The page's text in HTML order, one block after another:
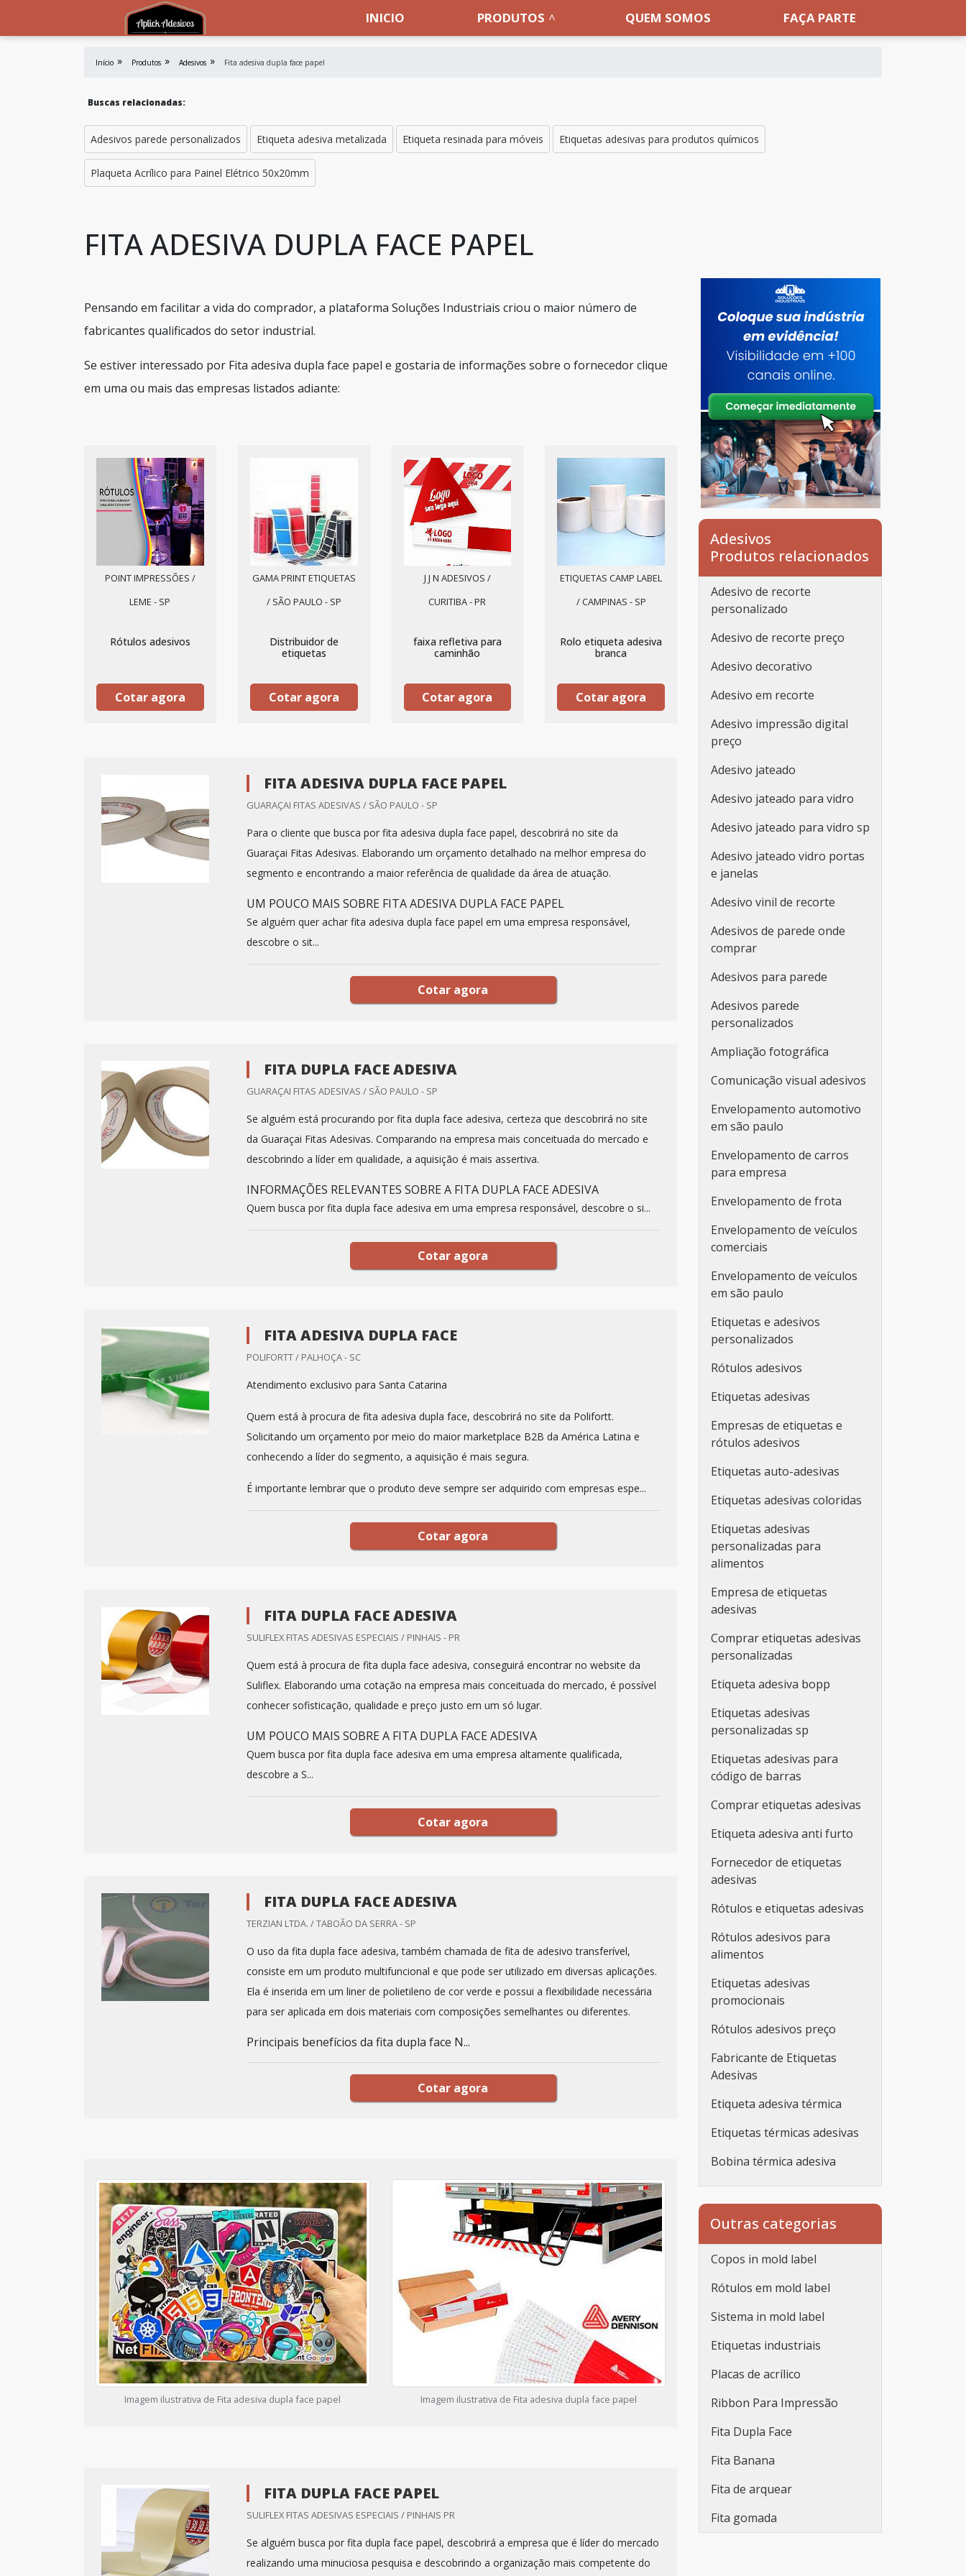
INICIO PRODUTOS QUEM SOMOS FAÇA PARTE
Início Produtos Adesivos Fita adesiva dupla face papel
Buscas relacionadas:
Adesivos parede personalizados Etiqueta adesiva metalizada Etiqueta resinada para móveis Etiquetas adesivas para produtos químicos
Plaqueta Acrílico para Painel Elétrico 50x20mm
FITA ADESIVA DUPLA FACE PAPEL
Pensando em facilitar a vida do comprador, a plataforma Soluções Industriais criou o maior número de
fabricantes qualificados do setor industrial.
Se estiver interessado por Fita adesiva dupla face papel e gostaria de informações sobre o fornecedor clique
em uma ou mais das empresas listados adiante:
POINT IMPRESSÕES /
LEME - SP
Rótulos adesivos
Cotar agora
GAMA PRINT ETIQUETAS
/ SÃO PAULO - SP
Distribuidor de
etiquetas
Cotar agora
J J N ADESIVOS /
CURITIBA - PR
faixa refletiva para
caminhão
Cotar agora
ETIQUETAS CAMP LABEL
/ CAMPINAS - SP
Rolo etiqueta adesiva
branca
Cotar agora
FITA ADESIVA DUPLA FACE PAPEL
GUARAÇAI FITAS ADESIVAS / SÃO PAULO - SP
Para o cliente que busca por fita adesiva dupla face papel, descobrirá no site da
Guaraçai Fitas Adesivas. Elaborando um orçamento detalhado na melhor empresa do
segmento e encontrando a maior referência de qualidade da área de atuação.
UM POUCO MAIS SOBRE FITA ADESIVA DUPLA FACE PAPEL
Se alguém quer achar fita adesiva dupla face papel em uma empresa responsável,
descobre o sit...
Cotar agora
FITA DUPLA FACE ADESIVA
GUARAÇAI FITAS ADESIVAS / SÃO PAULO - SP
Se alguém está procurando por fita dupla face adesiva, certeza que descobrirá no site
da Guaraçai Fitas Adesivas. Comparando na empresa mais conceituada do mercado e
descobrindo a líder em qualidade, a aquisição é mais assertiva.
INFORMAÇÕES RELEVANTES SOBRE A FITA DUPLA FACE ADESIVA
Quem busca por fita dupla face adesiva em uma empresa responsável, descobre o si...
Cotar agora
FITA ADESIVA DUPLA FACE
POLIFORTT / PALHOÇA - SC
Atendimento exclusivo para Santa Catarina
Quem está à procura de fita adesiva dupla face, descobrirá no site da Polifortt.
Solicitando um orçamento por meio do maior marketplace B2B da América Latina e
conhecendo a líder do segmento, a aquisição é mais segura.
É importante lembrar que o produto deve sempre ser adquirido com empresas espe...
Cotar agora
FITA DUPLA FACE ADESIVA
SULIFLEX FITAS ADESIVAS ESPECIAIS / PINHAIS - PR
Quem está à procura de fita dupla face adesiva, conseguirá encontrar no website da
Suliflex. Elaborando uma cotação na empresa mais conceituada do mercado, é possível
conhecer sofisticação, qualidade e preço justo em um só lugar.
UM POUCO MAIS SOBRE A FITA DUPLA FACE ADESIVA
Quem busca por fita dupla face adesiva em uma empresa altamente qualificada,
descobre a S...
Cotar agora
FITA DUPLA FACE ADESIVA
TERZIAN LTDA. / TABOÃO DA SERRA - SP
O uso da fita dupla face adesiva, também chamada de fita de adesivo transferível,
consiste em um produto multifuncional e que pode ser utilizado em diversas aplicações.
Ela é inserida em um liner de polietileno de cor verde e possui a flexibilidade necessária
para ser aplicada em dois materiais com composições semelhantes ou diferentes.
Principais benefícios da fita dupla face N...
Cotar agora
Imagem ilustrativa de Fita adesiva dupla face papel Imagem ilustrativa de Fita adesiva dupla face papel
FITA DUPLA FACE PAPEL
SULIFLEX FITAS ADESIVAS ESPECIAIS / PINHAIS PR
Se alguém busca por fita dupla face papel, descobrirá a empresa que é líder do mercado
realizando uma minuciosa pesquisa e descobrindo a organização mais competente do
Adesivos
Produtos relacionados
Adesivo de recorte
personalizado
Adesivo de recorte preço
Adesivo decorativo
Adesivo em recorte
Adesivo impressão digital
preço
Adesivo jateado
Adesivo jateado para vidro
Adesivo jateado para vidro sp
Adesivo jateado vidro portas
e janelas
Adesivo vinil de recorte
Adesivos de parede onde
comprar
Adesivos para parede
Adesivos parede
personalizados
Ampliação fotográfica
Comunicação visual adesivos
Envelopamento automotivo
em são paulo
Envelopamento de carros
para empresa
Envelopamento de frota
Envelopamento de veículos
comerciais
Envelopamento de veículos
em são paulo
Etiquetas e adesivos
personalizados
Rótulos adesivos
Etiquetas adesivas
Empresas de etiquetas e
rótulos adesivos
Etiquetas auto-adesivas
Etiquetas adesivas coloridas
Etiquetas adesivas
personalizadas para
alimentos
Empresa de etiquetas
adesivas
Comprar etiquetas adesivas
personalizadas
Etiqueta adesiva bopp
Etiquetas adesivas
personalizadas sp
Etiquetas adesivas para
código de barras
Comprar etiquetas adesivas
Etiqueta adesiva anti furto
Fornecedor de etiquetas
adesivas
Rótulos e etiquetas adesivas
Rótulos adesivos para
alimentos
Etiquetas adesivas
promocionais
Rótulos adesivos preço
Fabricante de Etiquetas
Adesivas
Etiqueta adesiva térmica
Etiquetas térmicas adesivas
Bobina térmica adesiva
Etiqueta adesiva
personalizada
Etiqueta adesiva
personalizada rolo
Adesivos personalizados
adesivas promocionais
Etiqueta adesiva redonda
personalizado
Etiqueta adesiva branca
Etiqueta adesiva branca a4
Lacre de segurança adesivo
Outras categorias
Copos in mold label
Rótulos em mold label
Sistema in mold label
Etiquetas industriais
Placas de acrílico
Ribbon Para Impressão
Fita Dupla Face
Fita Banana
Fita de arquear
Fita gomada